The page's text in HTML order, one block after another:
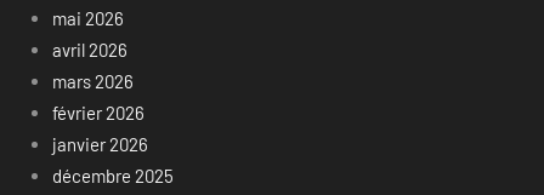
mai 2026
avril 2026
mars 2026
février 2026
janvier 2026
décembre 2025